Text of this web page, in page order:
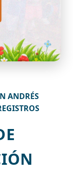
ANDRÉS